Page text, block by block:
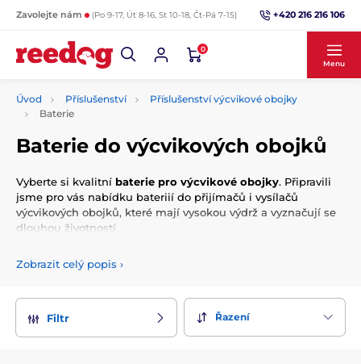
Zavolejte nám (Po 9-17, Út 8-16, St 10-18, Čt-Pá 7-15) +420 216 216 106
0
Menu
Úvod Příslušenství
Příslušenství výcvikové obojky
Baterie
Baterie do výcvikových obojků
Vyberte si kvalitní baterie pro výcvikové obojky. Připravili
jsme pro vás nabídku bateriií do přijímačů i vysílačů
výcvikových obojků, které mají vysokou výdrž a vyznačují se
dlouhou životností.
Zobrazit celý popis ›
Filtr Řazení